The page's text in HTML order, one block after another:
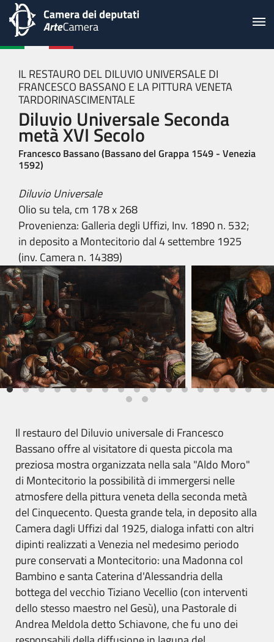
IL RESTAURO DEL DILUVIO UNIVERSALE DI
FRANCESCO BASSANO E LA PITTURA VENETA
TARDORINASCIMENTALE
Diluvio Universale Seconda
metà XVI Secolo
Francesco Bassano (Bassano del Grappa 1549 - Venezia
1592)
Diluvio Universale
Olio su tela, cm 178 x 268
Provenienza: Galleria degli Uffizi, Inv. 1890 n. 532;
in deposito a Montecitorio dal 4 settembre 1925
(inv. Camera n. 14389)
Il restauro del Diluvio universale di Francesco
Bassano offre al visitatore di questa piccola ma
preziosa mostra organizzata nella sala "Aldo Moro"
di Montecitorio la possibilità di immergersi nelle
atmosfere della pittura veneta della seconda metà
del Cinquecento. Questa grande tela, in deposito alla
Camera dagli Uffizi dal 1925, dialoga infatti con altri
dipinti realizzati a Venezia nel medesimo periodo
pure conservati a Montecitorio: una Madonna col
Bambino e santa Caterina d'Alessandria della
bottega del vecchio Tiziano Vecellio (con interventi
dello stesso maestro nel Gesù), una Pastorale di
Andrea Meldola detto Schiavone, che fu uno dei